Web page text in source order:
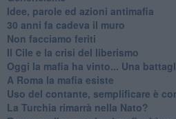
Idee, parole ed azioni antimafia
30 anni fa cadeva il muro
Non facciamo feriti
Il Cile e la crisi del liberismo
Oggi la mafia ha vinto... Una
A Roma la mafia esiste
Uso del contante, semplificare è
La Turchia rimarrà nella Nato?